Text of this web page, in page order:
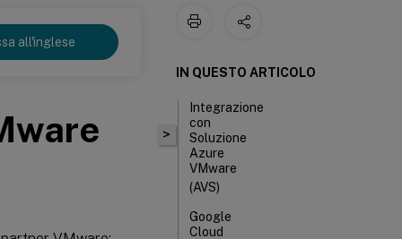
all'inglese
>
IN QUESTO ARTICOLO
Integrazione
con
Soluzione
Azure
VMware
(AVS)
Google
Cloud